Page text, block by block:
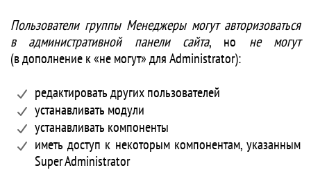
Пользователи группы Менеджеры могут авторизоваться
в административной панели сайта, но не могут
(в дополнение к «не могут» для Administrator):
редактировать других пользователей
устанавливать модули
устанавливать компоненты
иметь доступ к некоторым компонентам, указанным
Super Administrator